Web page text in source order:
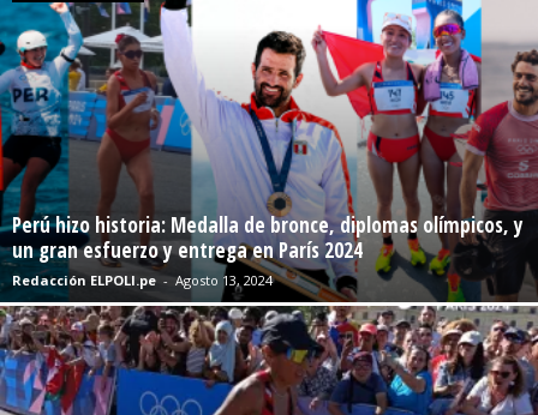
Perú hizo historia: Medalla de bronce, diplomas olímpicos, y
un gran esfuerzo y entrega en París 2024
Redacción ELPOLI.pe - Agosto 13, 2024